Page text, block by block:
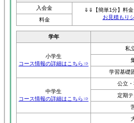
入会金
⇓⇓【簡単1分】料
お見積もり
料金
学年
小学生
コース情報の詳細はこちら⇒
私
学習基礎
中学生
コース情報の詳細はこちら⇒
公立
定期